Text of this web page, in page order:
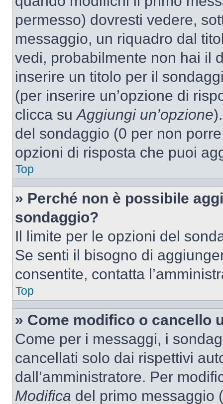
permesso) dovresti vedere,
messaggio, un riquadro dal
vedi, probabilmente non hai il
inserire un titolo per il
(per inserire un’opzione di
clicca suAggiungi un’opzione
del sondaggio (0 per non
opzioni di risposta che puoi
Top
» Perché non è possibile
sondaggio?
Il limite per le opzioni del
Se senti il bisogno di
consentite, contatta
Top
» Come modifico o cancello
Come per i messaggi, i
cancellati solo dai rispettivi
dall’amministratore. Per
Modifica del primo messaggio